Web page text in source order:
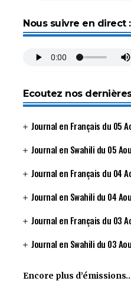
Nous suivre en direct :
Ecoutez nos
Journal en Français du 05
Journal en Swahili du 05
Journal en Français du 04
Journal en Swahili du 04
Journal en Français du 03
Journal en Swahili du 03
Encore plus